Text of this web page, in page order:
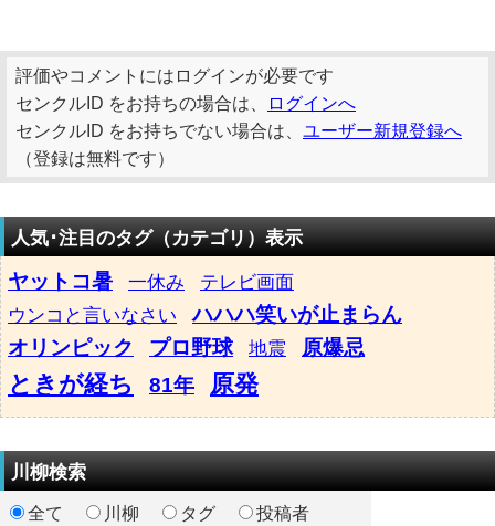
評価やコメントにはログインが必要です
センクルID をお持ちの場合は、
ログインへ
センクルID をお持ちでない場合は、 ユーザー新規登録へ
（登録は無料です）
人気･注目のタグ（カテゴリ）表示
ヤットコ暑 一休み
テレビ画面
ウンコと言いなさい
ハハハ笑いが止まらん
オリンピック
プロ野球 地震 原爆忌
ときが経ち 81年 原発
川柳検索
全て 川柳 タグ 投稿者